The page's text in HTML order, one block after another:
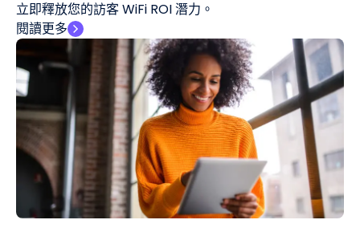
立即釋放您的訪客 WiFi ROI 潛力。
閱讀更多